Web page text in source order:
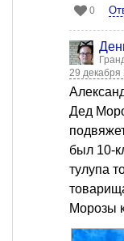
0
29 декабря
Дед
был 10-
тулупа
Морозы